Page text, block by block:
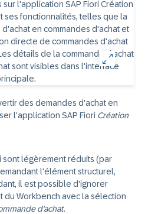
des demandes d'achat en
l'application SAP Fiori Création
sont légèrement réduits (par
l'élément structurel,
il est possible d'ignorer
du Workbench avec la sélection
d'achat.